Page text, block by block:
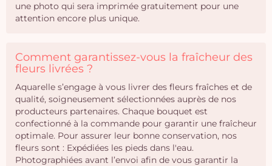
une photo qui sera imprimée gratuitement pour une
attention encore plus unique.
Comment garantissez-vous la fraîcheur des
fleurs livrées ?
Aquarelle s’engage à vous livrer des fleurs fraîches et de
qualité, soigneusement sélectionnées auprès de nos
producteurs partenaires. Chaque bouquet est
confectionné à la commande pour garantir une fraîcheur
optimale. Pour assurer leur bonne conservation, nos
fleurs sont : Expédiées les pieds dans l'eau.
Photographiées avant l’envoi afin de vous garantir la